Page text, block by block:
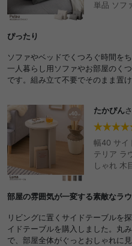
単品 ソフ
ぴったり
ソファやベッドでくつろぐ時間を
一人暮らし用ソファやお部屋のく
です。組み立て不要でそのまま置
たかぴん
幅40 サイ
テリア ラ
しゃれ 木
部屋の雰囲気が一変する素敵なラ
リビングに置くサイドテーブルを
イドテーブルを購入しました。丸
で、部屋全体がぐっとおしゃれに